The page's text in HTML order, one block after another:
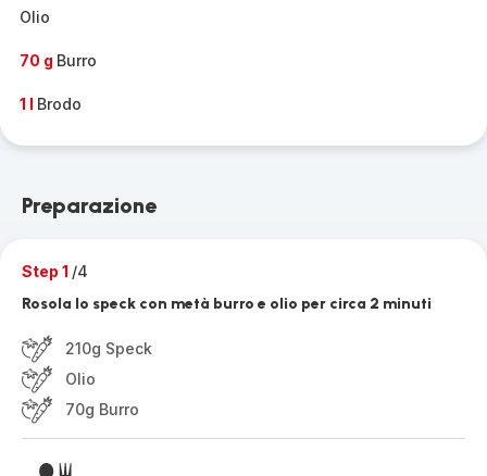
Olio
70 g Burro
1 l Brodo
Preparazione
Step 1 /4
Rosola lo speck con metà burro e olio per circa 2 minuti
210g Speck
Olio
70g Burro